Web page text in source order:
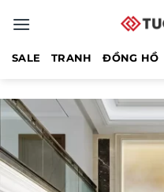
qua
SALE TRANH ĐỒNG HỒ